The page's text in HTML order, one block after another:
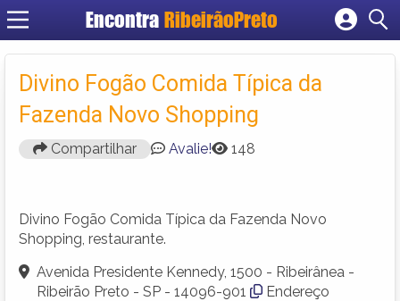
Encontra RibeirãoPreto
Cadastrar empresa
Criar conta
Divino Fogão Comida Típica da
Fazenda Novo Shopping
Compartilhar Avalie! 148
Divino Fogão Comida Típica da Fazenda Novo
Shopping, restaurante.
Avenida Presidente Kennedy, 1500 - Ribeirânea -
Ribeirão Preto - SP - 14096-901
Endereço